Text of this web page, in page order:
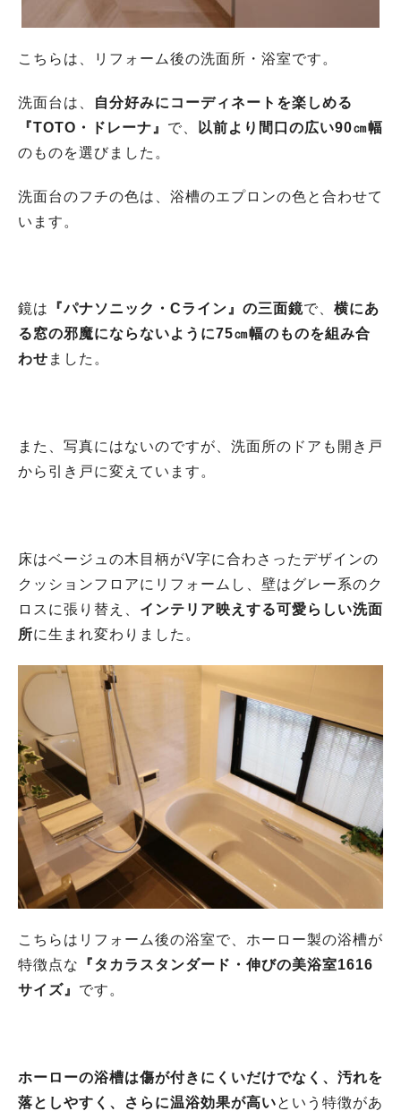
こちらは、リフォーム後の洗面所・浴室です。
洗面台は、
自分好みにコーディネートを楽しめる
『TOTO・ドレーナ』 で、
以前より間口の広い90㎝幅
のものを選びました。
洗面台のフチの色は、浴槽のエプロンの色と合わせて
います。
鏡は 『パナソニック・Cライン』の三面鏡で、 横にあ
る窓の邪魔にならないように75㎝幅のものを組み合
わせ ました。
また、写真にはないのですが、洗面所のドアも開き戸
から引き戸に変えています。
床はベージュの木目柄がV字に合わさったデザインの
クッションフロアにリフォームし、壁はグレー系のク
ロスに張り替え、 インテリア映えする可愛らしい洗面
所に生まれ変わりました。
こちらはリフォーム後の浴室で、ホーロー製の浴槽が
特徴点な
『タカラスタンダード・伸びの美浴室1616
サイズ』 です。
ホーローの浴槽は傷が付きにくいだけでなく、汚れを
落としやすく、さらに温浴効果が高いという特徴があ